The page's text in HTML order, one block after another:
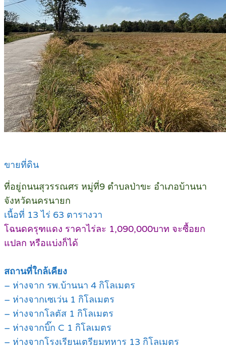
ขายที่ดิน
ที่อยู่ถนนสุวรรณศร หมู่ที่9 ตำบลป่าขะ อำเภอบ้านนา
จังหวัดนครนายก
เนื้อที่ 13 ไร่ 63 ตารางวา
โฉนดครุฑแดง ราคาไร่ละ 1,090,000บาท จะซื้อยก
แปลก หรือแบ่งก็ได้
สถานที่ใกล้เคียง
– ห่างจาก รพ.บ้านนา 4 กิโลเมตร
– ห่างจากเซเว่น 1 กิโลเมตร
– ห่างจากโลตัส 1 กิโลเมตร
– ห่างจากบิ๊ก C 1 กิโลเมตร
– ห่างจากโรงเรียนเตรียมทหาร 13 กิโลเมตร